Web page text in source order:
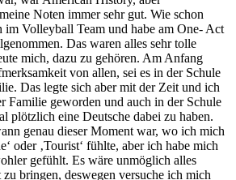
Noten immer sehr gut. Wie schon
Volleyball Team und habe am One- Act
Das waren alles sehr tolle
mich, dazu zu gehören. Am Anfang
von allen, sei es in der Schule
Das legte sich aber mit der Zeit und ich
Familie geworden und auch in der Schule
plötzlich eine Deutsche dabei zu haben.
genau dieser Moment war, wo ich mich
oder ‚Tourist‘ fühlte, aber ich habe mich
gefühlt. Es wäre unmöglich alles
bringen, deswegen versuche ich mich